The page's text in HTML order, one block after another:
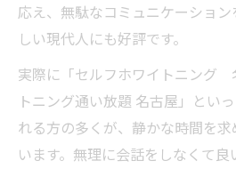
応え、無駄なコミュニケーショ
しい現代人にも好評です。
実際に「セルフホワイトニング
トニング通い放題 名古屋」とい
れる方の多くが、静かな時間を
います。無理に会話をしなくて